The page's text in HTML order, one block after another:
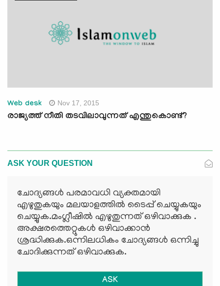
Web desk Nov 17, 2015
രാജ്യത്ത് നീതി തടവിലാവുന്നത് എന്തുകൊണ്ട്?
ASK YOUR QUESTION
ചോദ്യങ്ങള്‍ പരമാവധി വ്യക്തമായി
എഴുതുകയും മലയാളത്തില്‍ ടൈപ്പ് ചെയ്യുകയും
ചെയ്യുക.മംഗ്ലീഷില്‍ എഴുതുന്നത് ഒഴിവാക്കുക .
അക്ഷരത്തെറ്റുകള്‍ ഒഴിവാക്കാന്‍
ശ്രദ്ധിക്കുക.ഒന്നിലധികം ചോദ്യങ്ങള്‍ ഒന്നിച്ചു
ചോദിക്കുന്നത് ഒഴിവാക്കുക.
ASK